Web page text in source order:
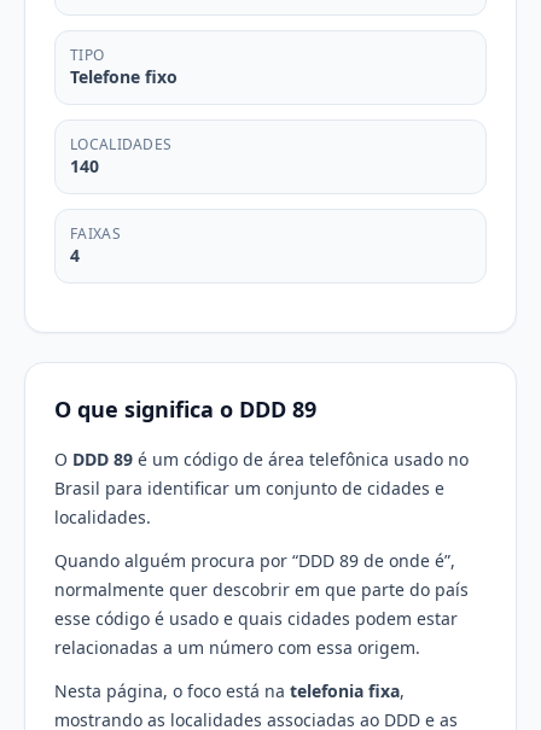
TIPO
Telefone fixo
LOCALIDADES
140
FAIXAS
4
O que significa o DDD 89
O DDD 89 é um código de área telefônica usado no
Brasil para identificar um conjunto de cidades e
localidades.
Quando alguém procura por “DDD 89 de onde é”,
normalmente quer descobrir em que parte do país
esse código é usado e quais cidades podem estar
relacionadas a um número com essa origem.
Nesta página, o foco está na telefonia fixa,
mostrando as localidades associadas ao DDD e as